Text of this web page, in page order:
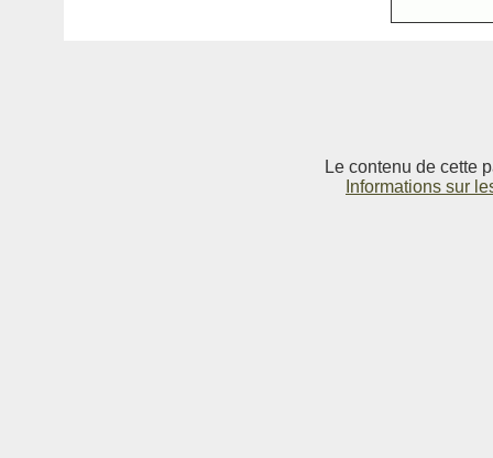
Le contenu de cette
Informations sur